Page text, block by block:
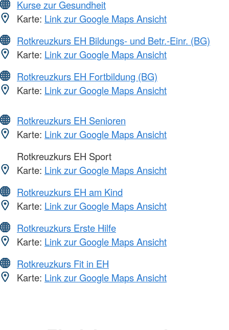
Kurse zur Gesundheit
Karte: Link zur Google Maps Ansicht
Rotkreuzkurs EH Bildungs- und Betr.-Einr. (BG)
Karte: Link zur Google Maps Ansicht
Rotkreuzkurs EH Fortbildung (BG)
Karte: Link zur Google Maps Ansicht
Rotkreuzkurs EH Senioren
Karte: Link zur Google Maps Ansicht
Rotkreuzkurs EH Sport
Karte: Link zur Google Maps Ansicht
Rotkreuzkurs EH am Kind
Karte: Link zur Google Maps Ansicht
Rotkreuzkurs Erste Hilfe
Karte: Link zur Google Maps Ansicht
Rotkreuzkurs Fit in EH
Karte: Link zur Google Maps Ansicht